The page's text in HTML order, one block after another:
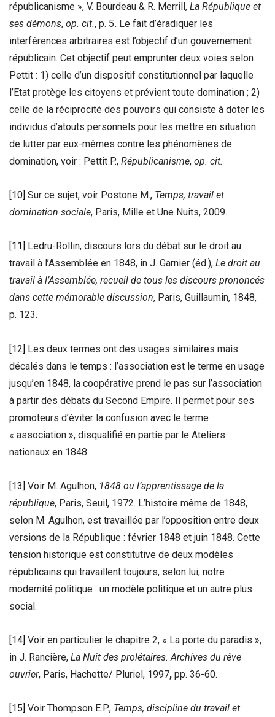
républicanisme », V. Bourdeau & R. Merrill, La République et
ses démons, op. cit., p. 5. Le fait d’éradiquer les
interférences arbitraires est l’objectif d’un gouvernement
républicain. Cet objectif peut emprunter deux voies selon
Pettit : 1) celle d’un dispositif constitutionnel par laquelle
l’Etat protège les citoyens et prévient toute domination ; 2)
celle de la réciprocité des pouvoirs qui consiste à doter les
individus d’atouts personnels pour les mettre en situation
de lutter par eux-mêmes contre les phénomènes de
domination, voir : Pettit P., Républicanisme, op. cit.
[10] Sur ce sujet, voir Postone M., Temps, travail et
domination sociale, Paris, Mille et Une Nuits, 2009.
[11]
Ledru-Rollin, discours lors du débat sur le droit au
travail à l’Assemblée en 1848, in J. Garnier (éd.), Le droit au
travail à l’Assemblée, recueil de tous les discours prononcés
dans cette mémorable discussion, Paris, Guillaumin, 1848,
p. 123.
[12] Les deux termes ont des usages similaires mais
décalés dans le temps : l’association est le terme en usage
jusqu’en 1848, la coopérative prend le pas sur l’association
à partir des débats du Second Empire. Il permet pour ses
promoteurs d’éviter la confusion avec le terme
« association », disqualifié en partie par le Ateliers
nationaux en 1848.
[13] Voir M. Agulhon, 1848 ou l’apprentissage de la
république, Paris, Seuil, 1972. L’histoire même de 1848,
selon M. Agulhon, est travaillée par l’opposition entre deux
versions de la République : février 1848 et juin 1848. Cette
tension historique est constitutive de deux modèles
républicains qui travaillent toujours, selon lui, notre
modernité politique : un modèle politique et un autre plus
social.
[14] Voir en particulier le chapitre 2, « La porte du paradis »,
in J. Rancière, La Nuit des prolétaires. Archives du rêve
ouvrier, Paris, Hachette/ Pluriel, 1997, pp. 36-60.
[15] Voir Thompson E.P., Temps, discipline du travail et